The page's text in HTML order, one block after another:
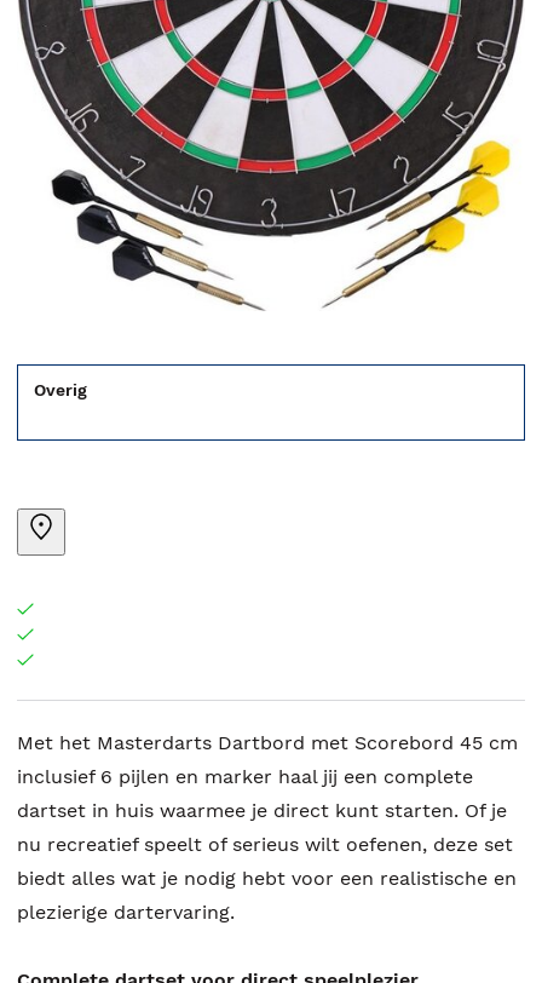
Overig
Met het Masterdarts Dartbord met Scorebord 45 cm
inclusief 6 pijlen en marker haal jij een complete
dartset in huis waarmee je direct kunt starten. Of je
nu recreatief speelt of serieus wilt oefenen, deze set
biedt alles wat je nodig hebt voor een realistische en
plezierige dartervaring.